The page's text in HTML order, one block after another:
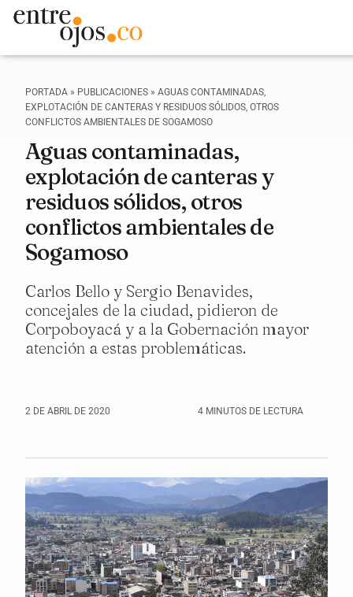
PORTADA » PUBLICACIONES » AGUAS CONTAMINADAS,
EXPLOTACIÓN DE CANTERAS Y RESIDUOS SÓLIDOS, OTROS
CONFLICTOS AMBIENTALES DE SOGAMOSO
Aguas contaminadas,
explotación de canteras y
residuos sólidos, otros
conflictos ambientales de
Sogamoso
Carlos Bello y Sergio Benavides,
concejales de la ciudad, pidieron de
Corpoboyacá y a la Gobernación mayor
atención a estas problemáticas.
2 DE ABRIL DE 2020 4 MINUTOS DE LECTURA